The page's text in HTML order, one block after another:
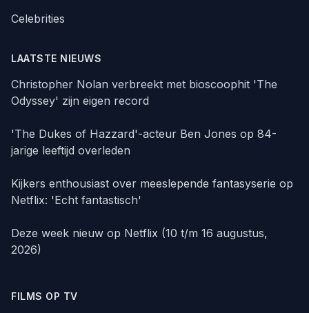
Celebrities
LAATSTE NIEUWS
Christopher Nolan verbreekt met bioscoophit 'The
Odyssey' zijn eigen record
'The Dukes of Hazzard'-acteur Ben Jones op 84-
jarige leeftijd overleden
Kijkers enthousiast over meeslepende fantasyserie op
Netflix: 'Echt fantastisch'
Deze week nieuw op Netflix (10 t/m 16 augustus,
2026)
FILMS OP TV